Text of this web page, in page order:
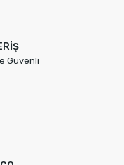
Güvenli